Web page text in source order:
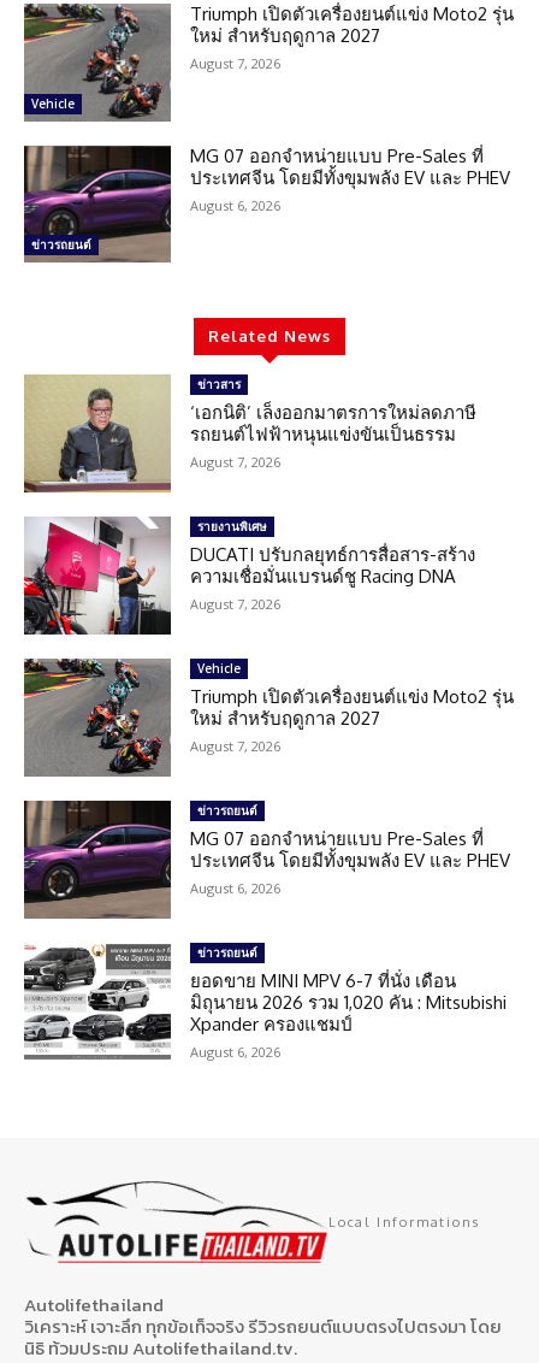
Vehicle
Triumph เปิดตัวเครื่องยนต์แข่ง Moto2 รุ่น
ใหม่ สำหรับฤดูกาล 2027
August 7, 2026
ข่าวรถยนต์
MG 07 ออกจำหน่ายแบบ Pre-Sales ที่
ประเทศจีน โดยมีทั้งขุมพลัง EV และ PHEV
August 6, 2026
Related News
ข่าวสาร
‘เอกนิติ’ เล็งออกมาตรการใหม่ลดภาษี
รถยนต์ไฟฟ้าหนุนแข่งขันเป็นธรรม
August 7, 2026
รายงานพิเศษ
DUCATI ปรับกลยุทธ์การสื่อสาร-สร้าง
ความเชื่อมั่นแบรนด์ชู Racing DNA
August 7, 2026
Vehicle
Triumph เปิดตัวเครื่องยนต์แข่ง Moto2 รุ่น
ใหม่ สำหรับฤดูกาล 2027
August 7, 2026
ข่าวรถยนต์
MG 07 ออกจำหน่ายแบบ Pre-Sales ที่
ประเทศจีน โดยมีทั้งขุมพลัง EV และ PHEV
August 6, 2026
ข่าวรถยนต์
ยอดขาย MINI MPV 6-7 ที่นั่ง เดือน
มิถุนายน 2026 รวม 1,020 คัน : Mitsubishi
Xpander ครองแชมป์
August 6, 2026
Local Informations
Autolifethailand
วิเคราะห์ เจาะลึก ทุกข้อเท็จจริง รีวิวรถยนต์แบบตรงไปตรงมา โดย
นิธิ ท้วมประถม Autolifethailand.tv.